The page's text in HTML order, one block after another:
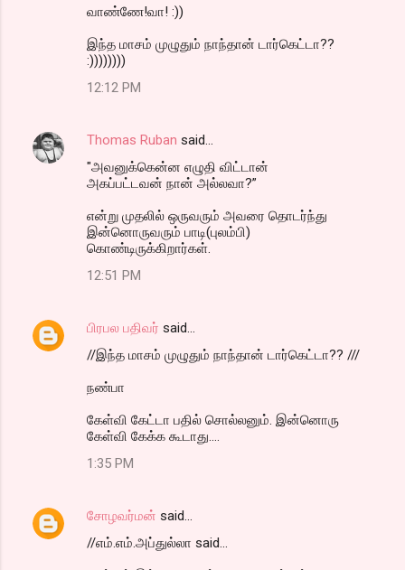
வாண்ணே!வா! :))
இந்த மாசம் முழுதும் நாந்தான் டார்கெட்டா??
:))))))))
12:12 PM
Thomas Ruban said…
"அவனுக்கென்ன எழுதி விட்டான்
அகப்பட்டவன் நான் அல்லவா?”
என்று முதலில் ஒருவரும் அவரை தொடர்ந்து
இன்னொருவரும் பாடி(புலம்பி)
கொண்டிருக்கிறார்கள்.
12:51 PM
பிரபல பதிவர் said…
//இந்த மாசம் முழுதும் நாந்தான் டார்கெட்டா?? ///
நண்பா
கேள்வி கேட்டா பதில் சொல்லனும். இன்னொரு
கேள்வி கேக்க கூடாது....
1:35 PM
சோழவர்மன் said…
//எம்.எம்.அப்துல்லா said...